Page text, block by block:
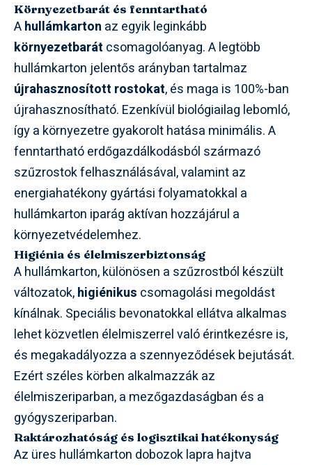
Környezetbarát és fenntartható
Ahullámkarton az egyik leginkább
környezetbarát csomagolóanyag. A legtöbb
hullámkarton jelentős arányban tartalmaz
újrahasznosított rostokat, és maga is 100%-ban
újrahasznosítható. Ezenkívül biológiailag lebomló,
így a környezetre gyakorolt hatása minimális. A
fenntartható erdőgazdálkodásból származó
szűzrostok felhasználásával, valamint az
energiahatékony gyártási folyamatokkal a
hullámkarton iparág aktívan hozzájárul a
környezetvédelemhez.
Higiénia és élelmiszerbiztonság
A hullámkarton, különösen a szűzrostból készült
változatok,higiénikus csomagolási megoldást
kínálnak. Speciális bevonatokkal ellátva alkalmas
lehet közvetlen élelmiszerrel való érintkezésre is,
és megakadályozza a szennyeződések bejutását.
Ezért széles körben alkalmazzák az
élelmiszeriparban, a mezőgazdaságban és a
gyógyszeriparban.
Raktározhatóság és logisztikai hatékonyság
Az üres hullámkarton dobozok lapra hajtva